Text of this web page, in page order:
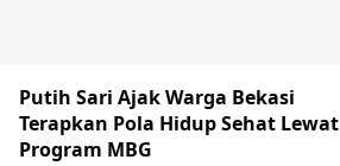
Putih Sari Ajak Warga Bekasi
Terapkan Pola Hidup Sehat Lewat
Program MBG